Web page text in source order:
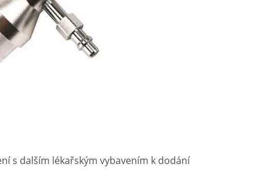
s dalším lékařským vybavením k dodání